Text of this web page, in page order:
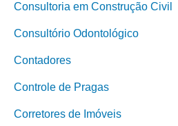
Consultoria em Construção Civil
Consultório Odontológico
Contadores
Controle de Pragas
Corretores de Imóveis